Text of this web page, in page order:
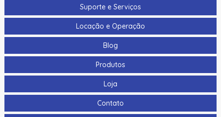
Suporte e Serviços
Locação e Operação
Blog
Produtos
Loja
Contato